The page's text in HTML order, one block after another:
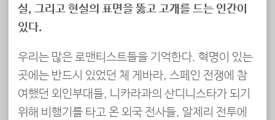
실, 그리고 현실의 표면을 뚫고 고개를 드는 인간이
있다.
우리는 많은 로맨티스트들을 기억한다. 혁명이 있는
곳에는 반드시 있었던 체 게바라, 스페인 전쟁에 참
여했던 외인부대들, 니카라과의 산디니스타가 되기
위해 비행기를 타고 온 외국 전사들, 알제리 전투에